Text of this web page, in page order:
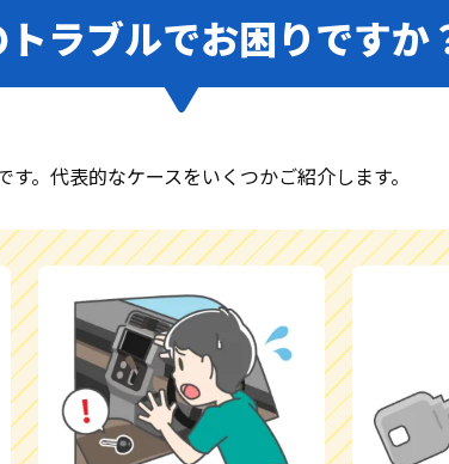
ラブルでお困りですか
。代表的なケースをいくつかご紹介します。